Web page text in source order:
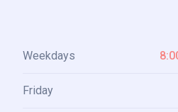
Weekdays
Friday